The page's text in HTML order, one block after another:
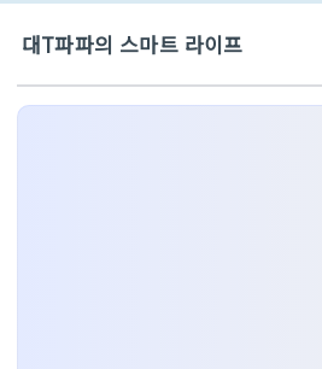
대T파파의 스마트 라이프